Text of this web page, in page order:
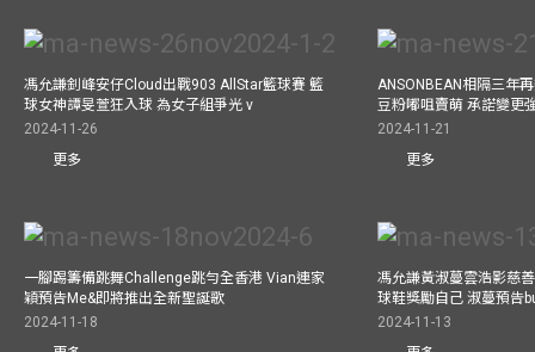
馮允謙釗峰安仔Cloud出戰903 AllStar籃球賽 籃
球女神譚旻萱狂入球 為女子組爭光 v
2024-11-26
更多
ANSONBEAN相隔三年
豆粉嘟咀賣萌 承諾變更
2024-11-21
更多
一腳踢籌備跳舞Challenge跳勻全香港 Vian連家
穎預告Me&即將推出全新聖誕歌
2024-11-18
馮允謙黃淑蔓雲浩影慈
球鞋獎勵自己 淑蔓預告
2024-11-13